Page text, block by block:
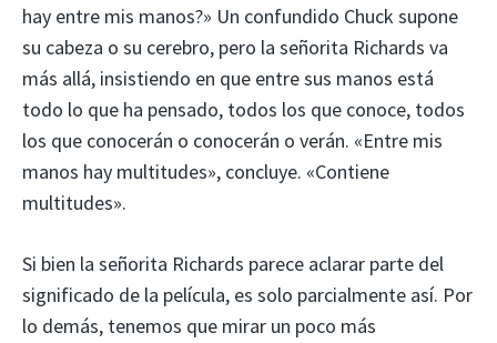
hay entre mis manos?» Un confundido Chuck supone
su cabeza o su cerebro, pero la señorita Richards va
más allá, insistiendo en que entre sus manos está
todo lo que ha pensado, todos los que conoce, todos
los que conocerán o conocerán o verán. «Entre mis
manos hay multitudes», concluye. «Contiene
multitudes».
Si bien la señorita Richards parece aclarar parte del
significado de la película, es solo parcialmente así. Por
lo demás, tenemos que mirar un poco más